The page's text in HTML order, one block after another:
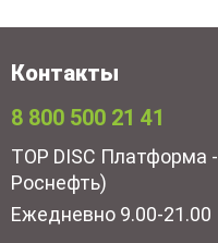
Контакты
8 800 500 21 41
TOP DISC Платформа
Роснефть)
Ежедневно 9.00-21.00